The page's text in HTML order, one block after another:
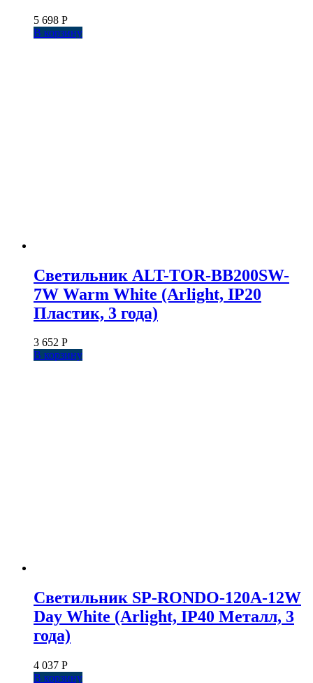
5 698 Р
В корзину
Светильник ALT-TOR-BB200SW-
7W Warm White (Arlight, IP20
Пластик, 3 года)
3 652 Р
В корзину
Светильник SP-RONDO-120A-12W
Day White (Arlight, IP40 Металл, 3
года)
4 037 Р
В корзину